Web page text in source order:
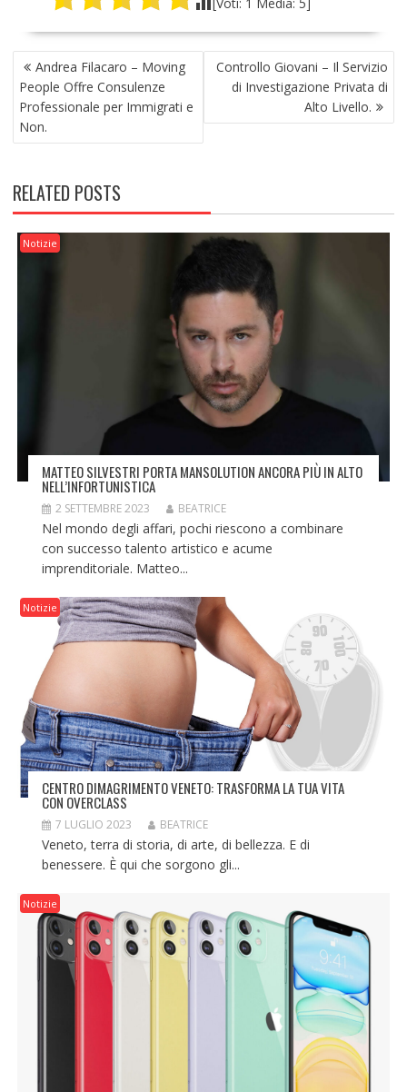
NAVIGAZIONE
ARTICOLI
Andrea Filacaro – Moving
People Offre Consulenze
Professionale per Immigrati e
Non.
Controllo Giovani – Il Servizio
di Investigazione Privata di
Alto Livello.
RELATED POSTS
Notizie
MATTEO SILVESTRI PORTA MANSOLUTION ANCORA PIÙ IN ALTO
NELL’INFORTUNISTICA
2 SETTEMBRE 2023 BEATRICE
Nel mondo degli affari, pochi riescono a combinare
con successo talento artistico e acume
imprenditoriale. Matteo...
Notizie
CENTRO DIMAGRIMENTO VENETO: TRASFORMA LA TUA VITA
CON OVERCLASS
7 LUGLIO 2023 BEATRICE
Veneto, terra di storia, di arte, di bellezza. E di
benessere. È qui che sorgono gli...
Notizie